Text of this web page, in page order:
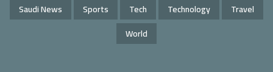
Saudi News
Sports Tech Technology
Travel
World